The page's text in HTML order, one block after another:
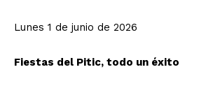
Lunes 1 de junio de 2026
Fiestas del Pitic, todo un éxito